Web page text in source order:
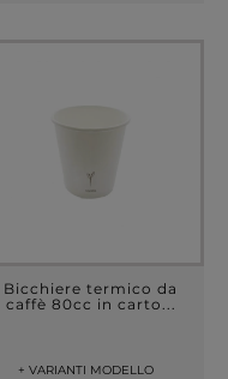
Bicchiere termico da
caffè 80cc in carto...
+ VARIANTI MODELLO